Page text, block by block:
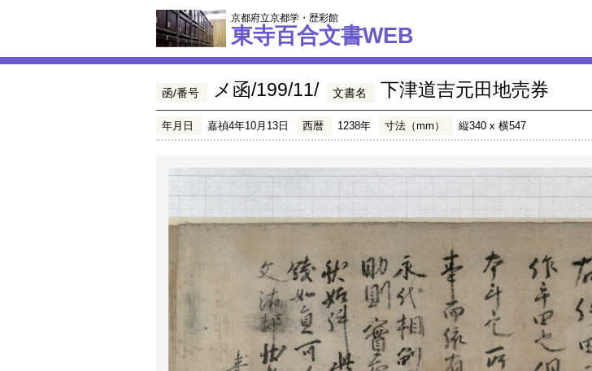
京都府立京都学・歴彩館
東寺百合文書WEB
函/番号 メ函/199/11/ 文書名 下津道吉元田地売券
年月日 嘉禎4年10月13日 西暦 1238年 寸法（mm） 縦340 x 横547